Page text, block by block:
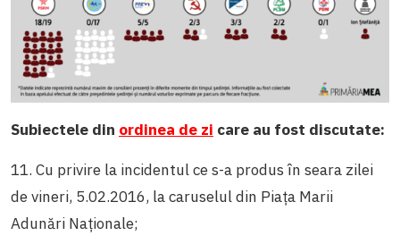
Subiectele din ordinea de zi care au fost discutate:
11. Cu privire la incidentul ce s-a produs în seara zilei
de vineri, 5.02.2016, la caruselul din Piața Marii
Adunări Naționale;